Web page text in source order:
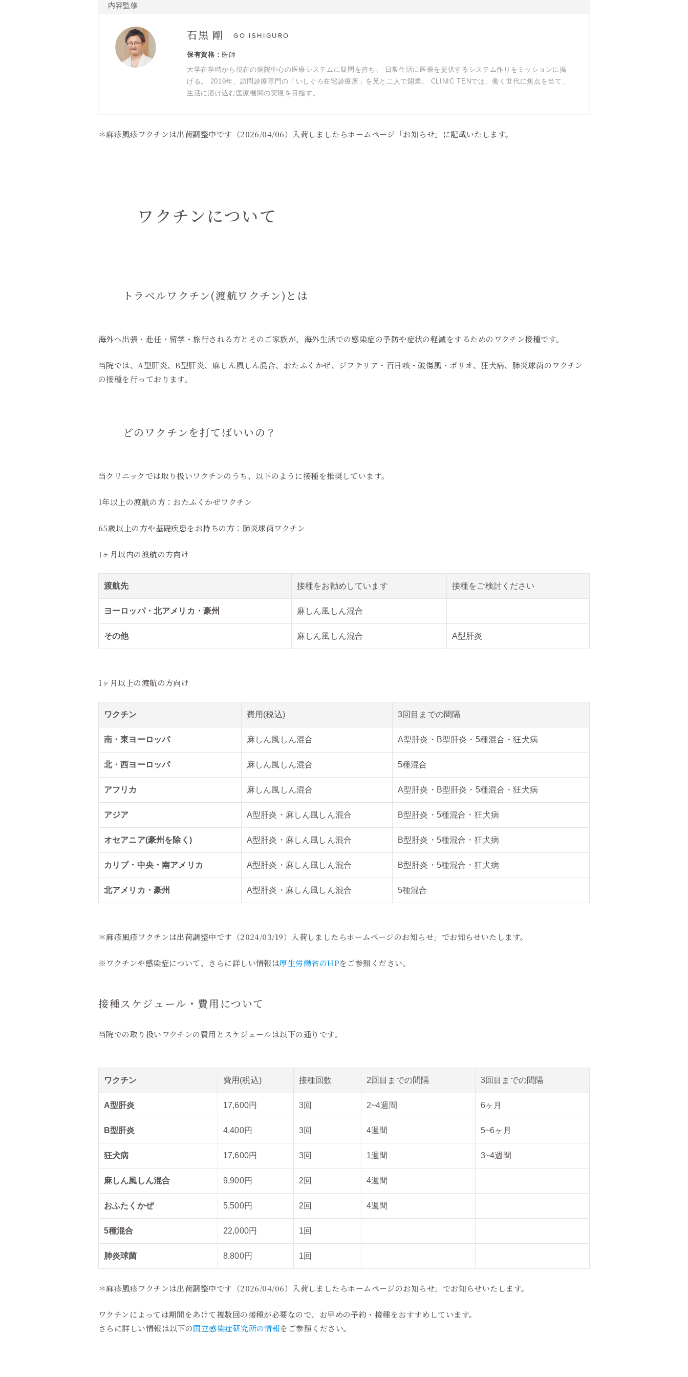
内容監修
石黒 剛 GO ISHIGURO
医師
大学在学時から現在の病院中心の医療システムに疑問を持ち、 日常生活に医療を提供するシステム作りをミッションに掲
げる。 2019年、訪問診療専門の「いしぐろ在宅診療所」を兄と二人で開業。 CLINIC TENでは、働く世代に焦点を当て、
生活に溶け込む医療機関の実現を目指す。
＊麻疹風疹ワクチンは出荷調整中です（2026/04/06）入荷しましたらホームページ「お知らせ」に記載いたします。
ワクチンについて
トラベルワクチン(渡航ワクチン)とは
海外へ出張・赴任・留学・旅行される方とそのご家族が、海外生活での感染症の予防や症状の軽減をするためのワクチン接種です。
当院では、A型肝炎、B型肝炎、麻しん風しん混合、おたふくかぜ、ジフテリア・百日咳・破傷風・ポリオ、狂犬病、肺炎球菌のワクチン
の接種を行っております。
どのワクチンを打てばいいの？
当クリニックでは取り扱いワクチンのうち、以下のように接種を推奨しています。
1年以上の渡航の方：おたふくかぜワクチン
65歳以上の方や基礎疾患をお持ちの方：肺炎球菌ワクチン
1ヶ月以内の渡航の方向け
渡航先 接種をお勧めしています 接種をご検討ください
ヨーロッパ・北アメリカ・豪州 麻しん風しん混合
その他 麻しん風しん混合 A型肝炎
1ヶ月以上の渡航の方向け
ワクチン 費用(税込) 3回目までの間隔
南・東ヨーロッパ 麻しん風しん混合 A型肝炎・B型肝炎・5種混合・狂犬病
北・西ヨーロッパ 麻しん風しん混合 5種混合
アフリカ 麻しん風しん混合 A型肝炎・B型肝炎・5種混合・狂犬病
アジア A型肝炎・麻しん風しん混合 B型肝炎・5種混合・狂犬病
オセアニア(豪州を除く) A型肝炎・麻しん風しん混合 B型肝炎・5種混合・狂犬病
カリブ・中央・南アメリカ A型肝炎・麻しん風しん混合 B型肝炎・5種混合・狂犬病
北アメリカ・豪州 A型肝炎・麻しん風しん混合 5種混合
＊麻疹風疹ワクチンは出荷調整中です（2024/03/19）入荷しましたらホームページのお知らせ」でお知らせいたします。
※ワクチンや感染症について、さらに詳しい情報は厚生労働省のHPをご参照ください。
接種スケジュール・費用について
当院での取り扱いワクチンの費用とスケジュールは以下の通りです。
ワクチン 費用(税込) 接種回数 2回目までの間隔 3回目までの間隔
A型肝炎 17,600円 3回 2~4週間 6ヶ月
B型肝炎 4,400円 3回 4週間 5~6ヶ月
狂犬病 17,600円 3回 1週間 3~4週間
麻しん風しん混合 9,900円 2回 4週間
おふたくかぜ 5,500円 2回 4週間
5種混合 22,000円 1回
肺炎球菌 8,800円 1回
＊麻疹風疹ワクチンは出荷調整中です（2026/04/06）入荷しましたらホームページのお知らせ」でお知らせいたします。
ワクチンによっては期間をあけて複数回の接種が必要なので、お早めの予約・接種をおすすめしています。
さらに詳しい情報は以下の国立感染症研究所の情報をご参照ください。